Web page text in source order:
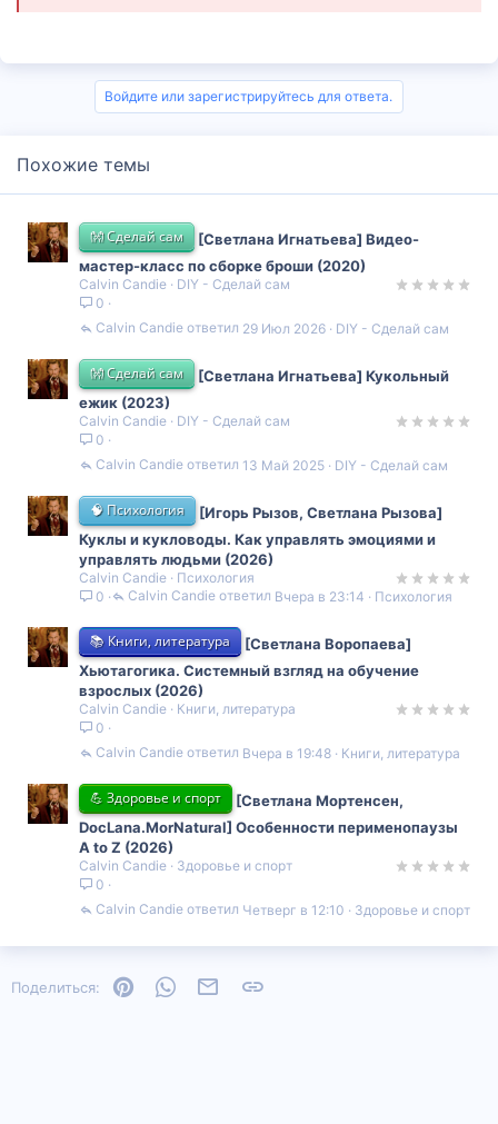
Войдите или зарегистрируйтесь для ответа.
Похожие темы
👐 Сделай сам
[Светлана Игнатьева] Видео-
мастер-класс по сборке броши (2020)
Calvin Candie
DIY - Сделай сам
0
DIY - Сделай сам
29 Июл 2026
Calvin Candie
👐 Сделай сам
[Светлана Игнатьева] Кукольный
ежик (2023)
Calvin Candie
DIY - Сделай сам
0
DIY - Сделай сам
13 Май 2025
Calvin Candie
🧠 Психология
[Игорь Рызов, Светлана Рызова]
Куклы и кукловоды. Как управлять эмоциями и
управлять людьми (2026)
Calvin Candie
Психология
0
Психология
Вчера в 23:14
Calvin Candie
📚 Книги, литература
[Светлана Воропаева]
Хьютагогика. Системный взгляд на обучение
взрослых (2026)
Calvin Candie
Книги, литература
0
Книги, литература
Вчера в 19:48
Calvin Candie
💪 Здоровье и спорт
[Светлана Мортенсен,
DocLana.MorNatural] Особенности перименопаузы
A to Z (2026)
Calvin Candie
Здоровье и спорт
0
Здоровье и спорт
Четверг в 12:10
Calvin Candie
Поделиться: PinterestWhatsAppЭлектронная почта